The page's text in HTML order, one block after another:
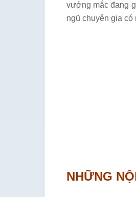
vướng mắc đang
ngũ chuyên gia
NHỮNG